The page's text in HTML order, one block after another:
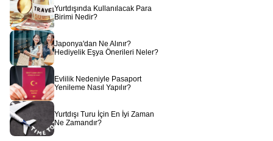
Yurtdışında Kullanılacak Para
Birimi Nedir?
Japonya'dan Ne Alınır?
Hediyelik Eşya Önerileri Neler?
Evlilik Nedeniyle Pasaport
Yenileme Nasıl Yapılır?
Yurtdışı Turu İçin En İyi Zaman
Ne Zamandır?